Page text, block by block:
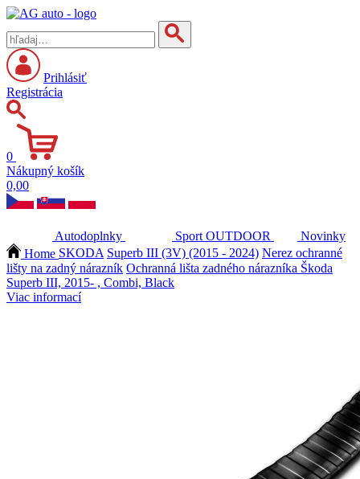
Prihlásiť
Registrácia
0
Nákupný košík
0,00
Autodoplnky Sport OUTDOOR
Novinky
Home SKODA Superb III (3V) (2015 - 2024) Nerez ochranné
lišty na zadný nárazník Ochranná lišta zadného nárazníka Škoda
Superb III, 2015- , Combi, Black
Viac informací